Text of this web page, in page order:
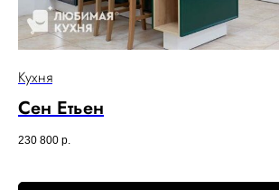
Кухня
Сен Етьен
230 800 р.